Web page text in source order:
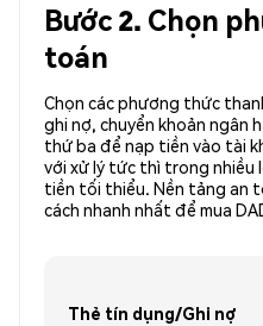
Bước 2. Chọn
toán
Chọn các phương thức
ghi nợ, chuyển khoản ngân
thứ ba để nạp tiền vào tài
với xử lý tức thì trong nhiều
tiền tối thiểu. Nền tảng an
cách nhanh nhất để mua
Thẻ tín dụng/Ghi nợ